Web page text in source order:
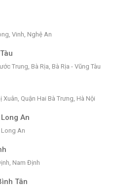
Vinh, Nghệ An
Trung, Bà Rịa, Bà Rịa - Vũng Tàu
Xuân, Quận Hai Bà Trưng, Hà Nội
An
Long An
Nam Định
Tân